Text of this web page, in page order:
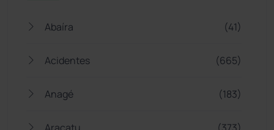
Abaíra (41)
Acidentes (665)
Anagé (183)